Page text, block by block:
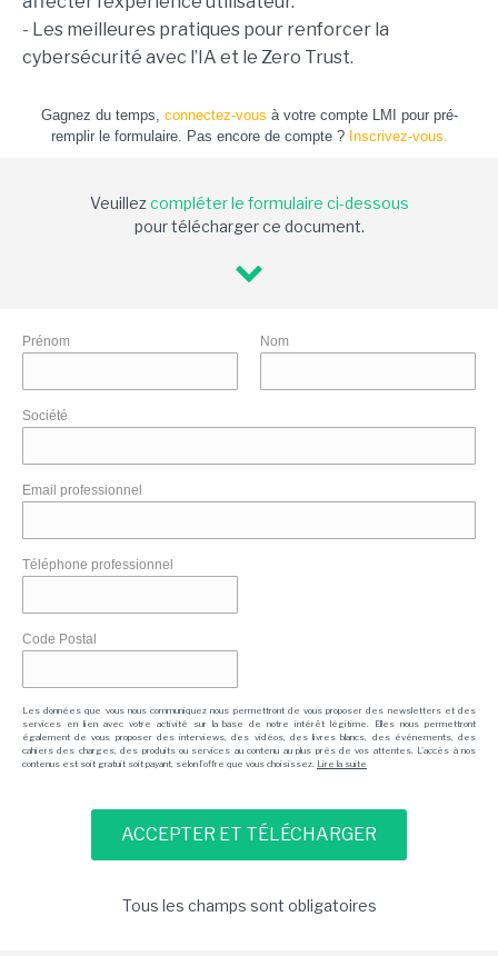
- Les meilleures pratiques pour renforcer la
cybersécurité avec l’IA et le Zero Trust.
Gagnez du temps, connectez-vous à votre compte LMI pour pré-
remplir le formulaire. Pas encore de compte ? Inscrivez-vous.
Veuillezcompléter le formulaire ci-dessous
pour télécharger ce document.
Prénom Nom
Société
Email professionnel
Téléphone professionnel
Code Postal
Les données que vous nous communiquez nous permettront de vous proposer des newsletters et des
services en lien avec votre activité sur la base de notre intérêt légitime. Elles nous permettront
également de vous proposer des interviews, des vidéos, des livres blancs, des événements, des
cahiers des charges, des produits ou services au contenu au plus près de vos attentes. L'accès à nos
contenus est soit gratuit soit payant, selon l'offre que vous choisissez. Lire la suite
Tous les champs sont obligatoires